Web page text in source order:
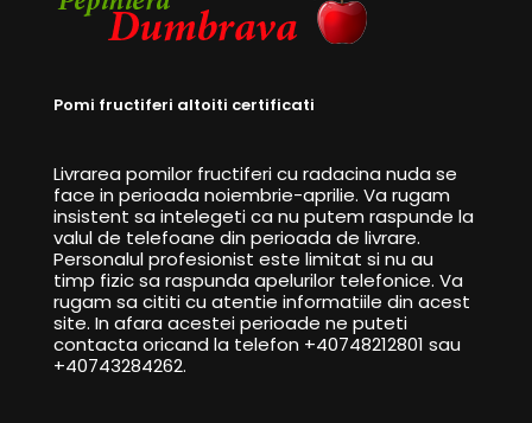
Pomi fructiferi altoiti certificati
Livrarea pomilor fructiferi cu radacina nuda se
face in perioada noiembrie-aprilie. Va rugam
insistent sa intelegeti ca nu putem raspunde la
valul de telefoane din perioada de livrare.
Personalul profesionist este limitat si nu au
timp fizic sa raspunda apelurilor telefonice. Va
rugam sa cititi cu atentie informatiile din acest
site. In afara acestei perioade ne puteti
contacta oricand la telefon +40748212801 sau
+40743284262.